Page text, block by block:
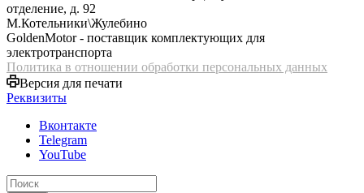
отделение, д. 92
М.Котельники\Жулебино
GoldenMotor - поставщик комплектующих для
электротранспорта
Политика в отношении обработки персональных данных
Версия для печати
Реквизиты
Вконтакте
Telegram
YouTube